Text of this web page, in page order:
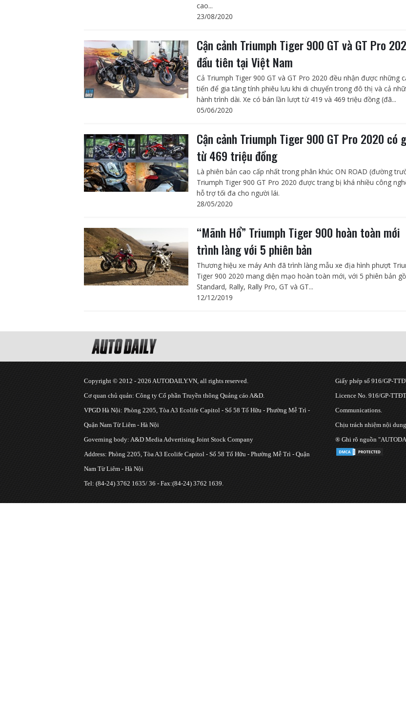
cao...
23/08/2020
Cận cảnh Triumph Tiger 900 GT và GT Pro
đầu tiên tại Việt Nam
Cả Triumph Tiger 900 GT và GT Pro 2020 đều nhận được những
tiến để gia tăng tính phiêu lưu khi di chuyển trong đô thị và cả
hành trình dài. Xe có bán lần lượt từ 419 và 469 triệu đồng (đã...
05/06/2020
Cận cảnh Triumph Tiger 900 GT Pro 2020 có
từ 469 triệu đồng
Là phiên bản cao cấp nhất trong phân khúc ON ROAD (đường
Triumph Tiger 900 GT Pro 2020 được trang bị khá nhiều công
hỗ trợ tối đa cho người lái.
28/05/2020
“Mãnh Hổ” Triumph Tiger 900 hoàn toàn mới
trình làng với 5 phiên bản
Thương hiệu xe máy Anh đã trình làng mẫu xe địa hình phượt
Tiger 900 2020 mang diện mạo hoàn toàn mới, với 5 phiên bản
Standard, Rally, Rally Pro, GT và GT...
12/12/2019
Copyright © 2012 - 2026 AUTODAILY.VN, all rights reserved.
Cơ quan chủ quản: Công ty Cổ phần Truyền thông Quảng cáo A&D.
VPGD Hà Nội: Phòng 2205, Tòa A3 Ecolife Capitol - Số 58 Tố Hữu - Phường Mễ Trì -
Quận Nam Từ Liêm - Hà Nội
Governing body: A&D Media Advertising Joint Stock Company
Address: Phòng 2205, Tòa A3 Ecolife Capitol - Số 58 Tố Hữu - Phường Mễ Trì - Quận
Nam Từ Liêm - Hà Nội
Tel: (84-24) 3762 1635/ 36 - Fax:(84-24) 3762 1639.
Giấy phép số 916/GP-
Licence No. 916/GP-
Communications.
Chịu trách nhiệm nội
® Ghi rõ nguồn